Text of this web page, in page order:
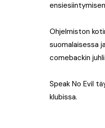
Ohjelmiston
suomalaisessa
comebackin
Speak No Evil
klubissa.